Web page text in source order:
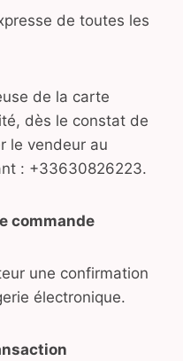
de toutes les
de la carte
dès le constat de
le vendeur au
: +33630826223.
commande
une confirmation
électronique.